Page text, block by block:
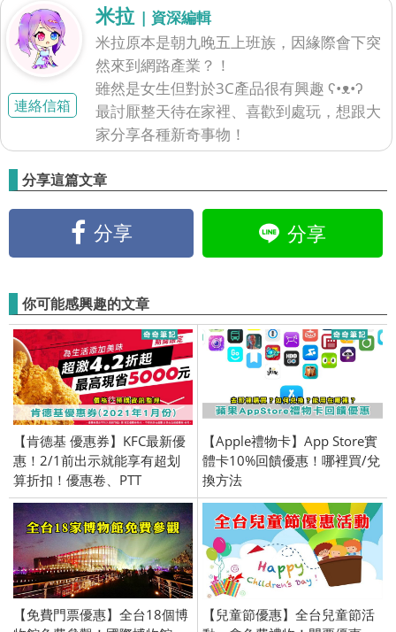
連絡信箱
米拉 | 資深編輯
米拉原本是朝九晚五上班族，因緣際會下突
然來到網路產業？！
雖然是女生但對於3C產品很有興趣 ʕ•ᴥ•ʔ
最討厭整天待在家裡、喜歡到處玩，想跟大
家分享各種新奇事物！
分享這篇文章
分享 分享
你可能感興趣的文章
【肯德基 優惠券】KFC最新優
惠！2/1前出示就能享有超划
算折扣！優惠卷、PTT
【Apple禮物卡】App Store實
體卡10%回饋優惠！哪裡買/兌
換方法
【免費門票優惠】全台18個博
【兒童節優惠】全台兒童節活